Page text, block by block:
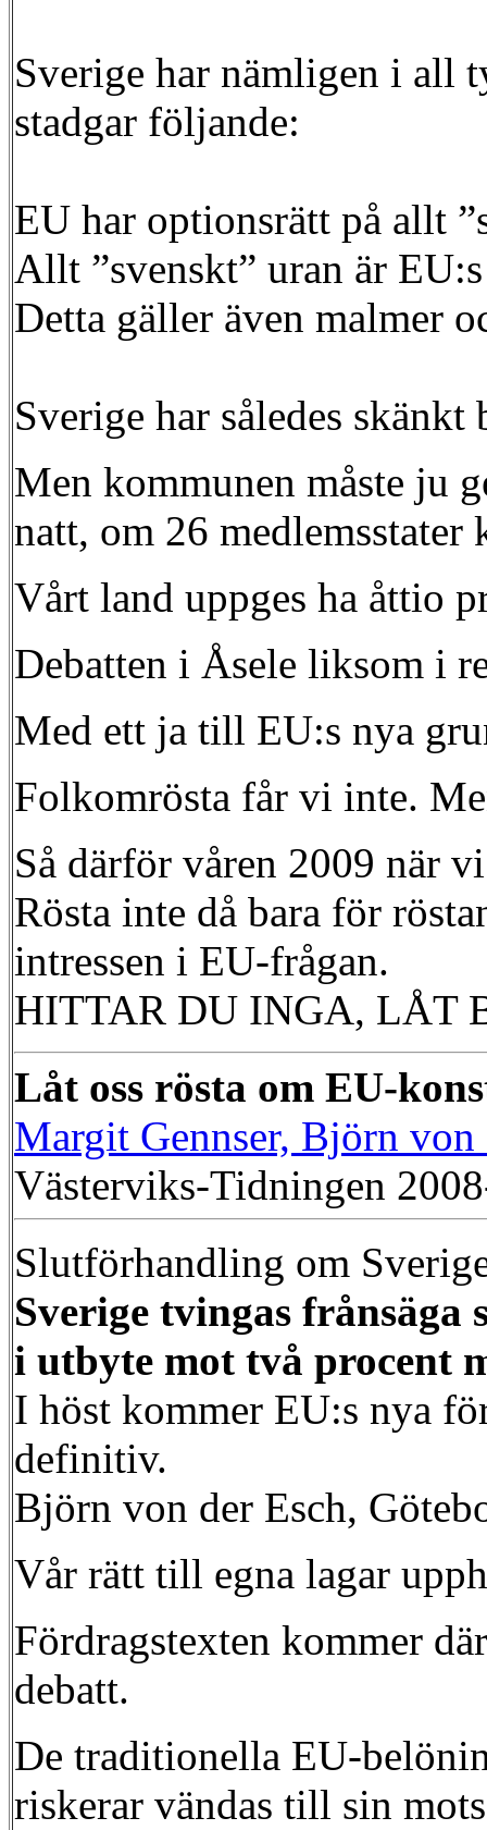
Sverige har nämligen i all
stadgar följande:
EU har optionsrätt på allt
Allt ”svenskt” uran är
Detta gäller även malmer
Sverige har således
Men kommunen måste ju
natt, om 26
Vårt land uppges ha åttio
Debatten i Åsele liksom i
Med ett ja till EU:s nya
Folkomrösta får vi inte.
Så därför våren 2009 när
Rösta inte då bara för
intressen i EU-frågan.
HITTAR DU INGA, LÅT
Låt oss rösta om EU-
Margit Gennser, Björn
Västerviks-Tidningen
Slutförhandling om
Sverige tvingas frånsäga
i utbyte mot två procent
I höst kommer EU:s nya
definitiv.
Björn von der Esch,
Vår rätt till egna lagar
Fördragstexten kommer
debatt.
De traditionella EU-
riskerar vändas till sin